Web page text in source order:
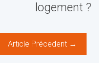
logement ?
Article Précedent →